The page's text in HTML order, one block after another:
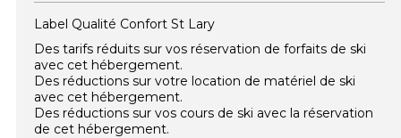
Label Qualité Confort St Lary
Des tarifs réduits sur vos réservation de forfaits de ski
avec cet hébergement.
Des réductions sur votre location de matériel de ski
avec cet hébergement.
Des réductions sur vos cours de ski avec la réservation
de cet hébergement.